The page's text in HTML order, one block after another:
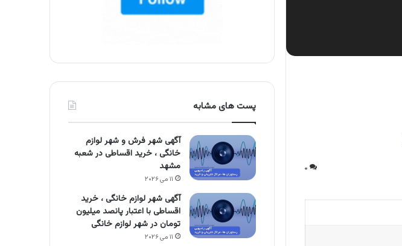
۰
پست های مشابه
آگهی شهر فرش و شهر لوازم
خانگی ، خرید اقساطی در شعبه
مشهد
۱۱ می ۲۰۲۶
آگهی شهر لوازم خانگی ، خرید
اقساطی با اعتبار پانصد میلیون
تومان در شهر لوازم خانگی
۱۱ می ۲۰۲۶